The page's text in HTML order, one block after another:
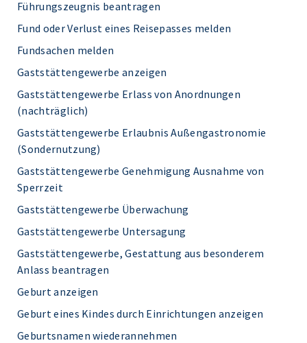
Führungszeugnis beantragen
Fund oder Verlust eines Reisepasses melden
Fundsachen melden
Gaststättengewerbe anzeigen
Gaststättengewerbe Erlass von Anordnungen
(nachträglich)
Gaststättengewerbe Erlaubnis Außengastronomie
(Sondernutzung)
Gaststättengewerbe Genehmigung Ausnahme von
Sperrzeit
Gaststättengewerbe Überwachung
Gaststättengewerbe Untersagung
Gaststättengewerbe, Gestattung aus besonderem
Anlass beantragen
Geburt anzeigen
Geburt eines Kindes durch Einrichtungen anzeigen
Geburtsnamen wiederannehmen